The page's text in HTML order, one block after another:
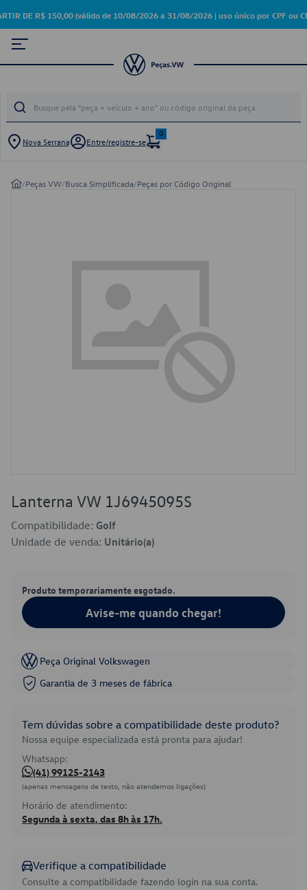
DE R$ 150,00 (válido de 10/08/2026 a 31/08/2026 | uso único por CPF ou
Nova Serrana Entre/registre-se
0
/Peças VW/Busca Simplificada/Peças por Código Original
Lanterna VW 1J6945095S
Compatibilidade: Golf
Unidade de venda: Unitário(a)
Produto temporariamente esgotado.
Avise-me quando chegar!
Peça Original Volkswagen
Garantia de 3 meses de fábrica
Tem dúvidas sobre a compatibilidade deste produto?
Nossa equipe especializada está pronta para ajudar!
Whatsapp:
(41) 99125-2143
(apenas mensagens de texto, não atendemos ligações)
Horário de atendimento:
Segunda à sexta, das 8h às 17h.
Verifique a compatibilidade
Consulte a compatibilidade fazendo login na sua conta.